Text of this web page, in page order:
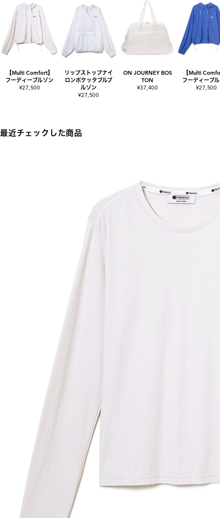
【Multi Comfort】
フーディーブルゾン
¥27,500
リップストップナイ
ロンポケッタブルブ
ルゾン
¥27,500
ON JOURNEY BOS
TON
¥37,400
【Multi
フーディーブ
¥27,500
最近チェックした商品